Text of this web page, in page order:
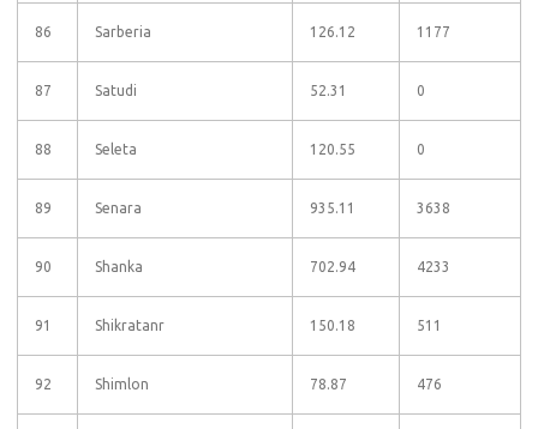
86 Sarberia 126.12 1177
87 Satudi 52.31 0
88 Seleta 120.55 0
89 Senara 935.11 3638
90 Shanka 702.94 4233
91 Shikratanr 150.18 511
92 Shimlon 78.87 476